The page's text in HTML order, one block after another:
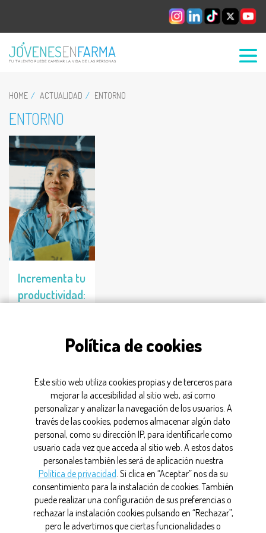
HOME ACTUALIDAD ENTORNO
ENTORNO
Incrementa tu
productividad:
concentración
entorno
CONTACTO
MAPA WEB
AVISO LEGAL
Política de cookies
Este sitio web utiliza cookies propias y de terceros para
mejorar la accesibilidad al sitio web, así como
personalizar y analizar la navegación de los usuarios. A
través de las cookies, podemos almacenar algún dato
personal, como su dirección IP, para identificarle como
usuario cada vez que acceda al sitio web. A estos datos
personales también les será de aplicación nuestra
Política de privacidad. Si clica en “Aceptar” nos da su
consentimiento para la instalación de cookies. También
puede realizar una configuración de sus preferencias o
rechazar la instalación cookies pulsando en “Rechazar”,
pero le advertimos que ciertas funcionalidades o